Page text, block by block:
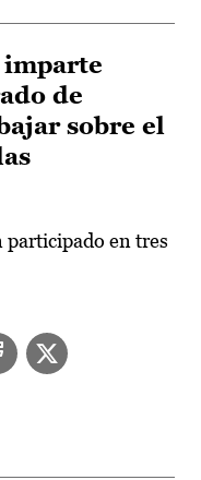
de
sobre el
participado en tres